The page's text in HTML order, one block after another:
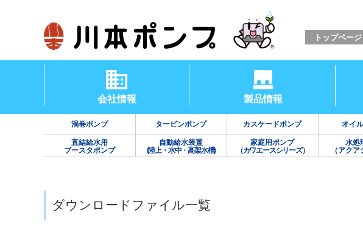
トップページ
会社情報 製品情報
渦巻ポンプ タービンポンプ カスケードポンプ オイ
直結給水用
ブースタポンプ
自動給水装置
(陸上・水中・高架水槽)
家庭用ポンプ
（カワエースシリーズ）
水処
（アクア
ダウンロードファイル一覧